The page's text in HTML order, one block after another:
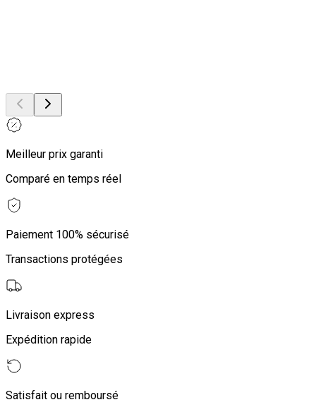
Meilleur prix garanti
Comparé en temps réel
Paiement 100% sécurisé
Transactions protégées
Livraison express
Expédition rapide
Satisfait ou remboursé